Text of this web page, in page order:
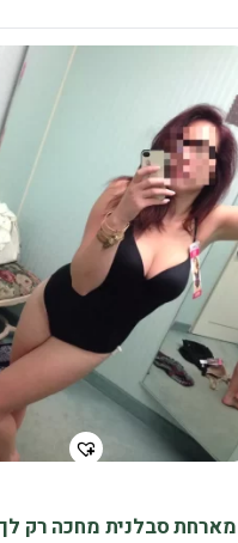
מארחת סבלנית מחכה רק